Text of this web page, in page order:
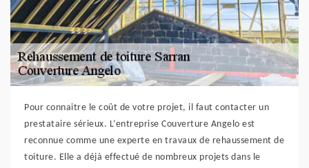
Pour connaitre le coût de votre projet, il faut contacter un
prestataire sérieux. L’entreprise Couverture Angelo est
reconnue comme une experte en travaux de rehaussement de
toiture. Elle a déjà effectué de nombreux projets dans le